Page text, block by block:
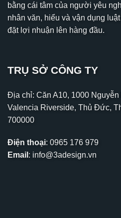
bằng cái tâm của người yêu
nhân văn, hiểu và vận dụng
đặt lợi nhuận lên hàng đầu.
TRỤ SỞ CÔNG TY
Địa chỉ: Căn A10, 1000
Valencia Riverside, Thủ Đức,
700000
Điện thoại: 0965 176 979
Email : info@3adesign.vn